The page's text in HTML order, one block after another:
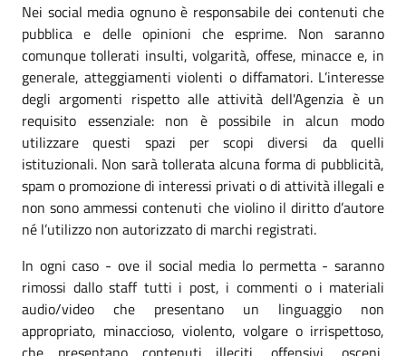
Nei social media ognuno è responsabile dei contenuti che
pubblica e delle opinioni che esprime. Non saranno
comunque tollerati insulti, volgarità, offese, minacce e, in
generale, atteggiamenti violenti o diffamatori. L’interesse
degli argomenti rispetto alle attività dell'Agenzia è un
requisito essenziale: non è possibile in alcun modo
utilizzare questi spazi per scopi diversi da quelli
istituzionali. Non sarà tollerata alcuna forma di pubblicità,
spam o promozione di interessi privati o di attività illegali e
non sono ammessi contenuti che violino il diritto d’autore
né l’utilizzo non autorizzato di marchi registrati.
In ogni caso - ove il social media lo permetta - saranno
rimossi dallo staff tutti i post, i commenti o i materiali
audio/video che presentano un linguaggio non
appropriato, minaccioso, violento, volgare o irrispettoso,